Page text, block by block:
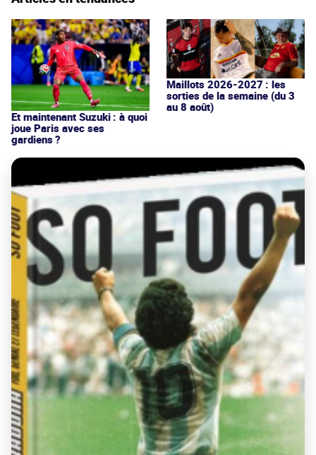
Et maintenant Suzuki : à quoi
joue Paris avec ses
gardiens ?
Maillots 2026-2027 : les
sorties de la semaine (du 3
au 8 août)